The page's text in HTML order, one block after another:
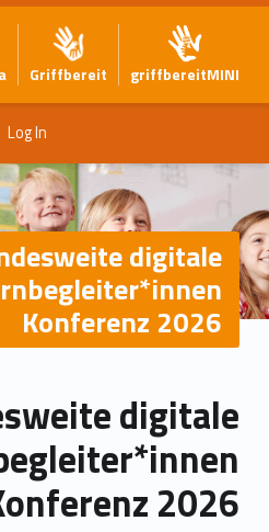
griffbereitMINI
Griffbereit
Log In
digitale
Konferenz 2026
digitale
2026